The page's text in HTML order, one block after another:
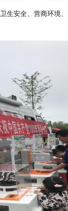
卫生安全、 营商环境、